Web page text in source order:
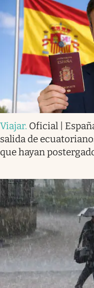
Viajar. Oficial |
salida de
que hayan